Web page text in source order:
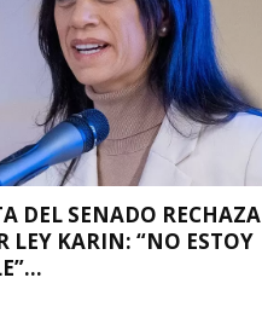
DEL SENADO RECHAZA
LEY KARIN: “NO ESTOY